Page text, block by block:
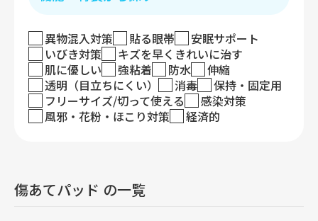
異物混入対策 貼る眼帯
安眠サポート
いびき対策
キズを早くきれいに治す
肌に優しい
強粘着 防水
伸縮
透明（目立ちにくい）
消毒
保持・固定用
フリーサイズ/切って使える
感染対策
風邪・花粉・ほこり対策
経済的
傷あてパッド の一覧